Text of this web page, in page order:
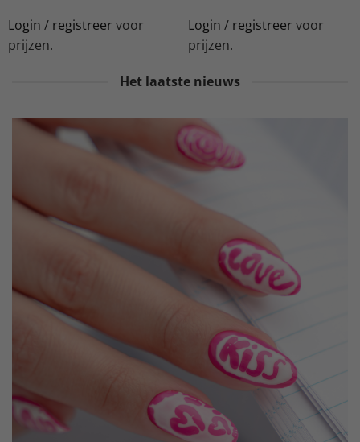
Login / registreer voor
prijzen.
Login / registreer voor
prijzen.
Het laatste nieuws